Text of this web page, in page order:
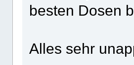
besten Dosen
Alles sehr